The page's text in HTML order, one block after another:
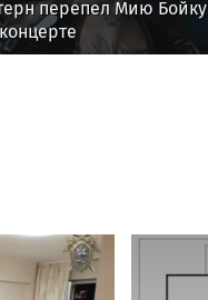
перепел Мию Бойку